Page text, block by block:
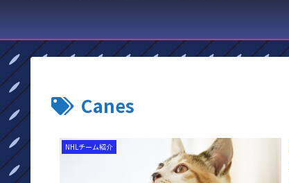
Canes
NHLチーム紹介